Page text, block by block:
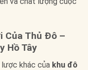
Của Thủ Đô –
Hồ Tây
khác của khu đô